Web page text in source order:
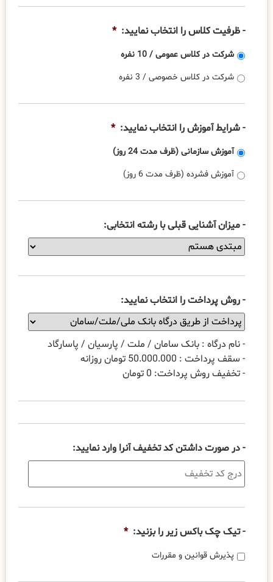
- ظرفیت کلاس را انتخاب نمایید: *
شرکت در کلاس عمومی / 10 نفره
شرکت در کلاس خصوصی / 3 نفره
- شرایط آموزش را انتخاب نمایید: *
آموزش سازمانی (ظرف مدت 24 روز)
آموزش فشرده (ظرف مدت 6 روز)
- میزان آشنایی قبلی با رشته انتخابی:
- روش پرداخت را انتخاب نمایید:
- نام درگاه : بانک سامان / ملت / پارسیان / پاسارگاد
- سقف پرداخت : 50.000.000 تومان روزانه
- تخفیف روش پرداخت: 0 تومان
- در صورت داشتن کد تخفیف آنرا وارد نمایید:
- تیک چک باکس زیر را بزنید: *
پذیرش قوانین و مقررات